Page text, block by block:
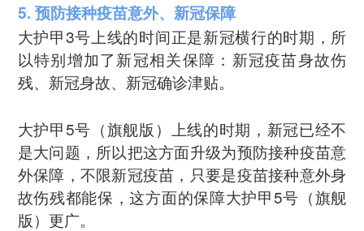
5. 预防接种疫苗意外、新冠保障
大护甲3号上线的时间正是新冠横行的时期，所
以特别增加了新冠相关保障：新冠疫苗身故伤
残、新冠身故、新冠确诊津贴。
大护甲5号（旗舰版）上线的时期，新冠已经不
是大问题，所以把这方面升级为预防接种疫苗意
外保障，不限新冠疫苗，只要是疫苗接种意外身
故伤残都能保，这方面的保障大护甲5号（旗舰
版）更广。